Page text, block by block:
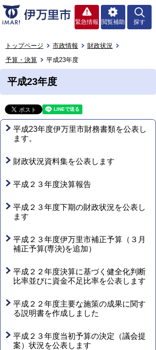
緊急情報 閲覧補助 探す
トップページ 市政情報
財政状況
予算・決算
平成23年度
平成23年度
平成23年度伊万里市財務書類を公表し
ます。
財政状況資料集を公表します
平成２３年度決算報告
平成２３年度下期の財政状況を公表し
ます
平成２３年度伊万里市補正予算（３月
補正予算(専決)を追加）
平成２２年度決算に基づく健全化判断
比率並びに資金不足比率を公表します
平成２２年度主要な施策の成果に関す
る説明書を作成しました
平成２３年度当初予算の決定（議会提
案）状況を公表します